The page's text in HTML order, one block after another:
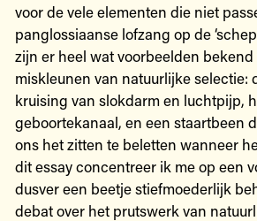
voor de vele elementen die niet
panglossiaanse lofzang op de
zijn er heel wat voorbeelden
miskleunen van natuurlijke selectie:
kruising van slokdarm en luchtpijp,
geboortekanaal, en een staartbeen
ons het zitten te beletten wanneer
dit essay concentreer ik me op een
dusver een beetje stiefmoederlijk
debat over het prutswerk van